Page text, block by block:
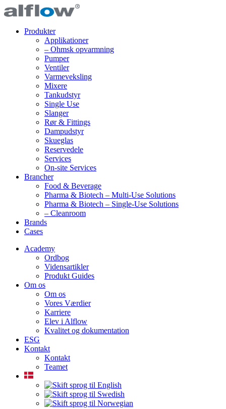
Produkter
Applikationer
– Ohmsk opvarmning
Pumper
Ventiler
Varmeveksling
Mixere
Tankudstyr
Single Use
Slanger
Rør & Fittings
Dampudstyr
Skueglas
Reservedele
Services
On-site Services
Brancher
Food & Beverage
Pharma & Biotech – Multi-Use Solutions
Pharma & Biotech – Single-Use Solutions
– Cleanroom
Brands
Cases
Academy
Ordbog
Vidensartikler
Produkt Guides
Om os
Om os
Vores Værdier
Karriere
Elev i Alflow
Kvalitet og dokumentation
ESG
Kontakt
Kontakt
Teamet